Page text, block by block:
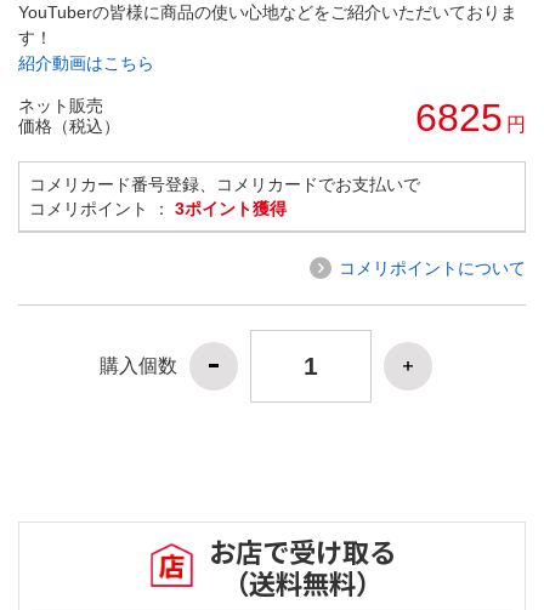
YouTuberの皆様に商品の使い心地などをご紹介いただいておりま
す！
紹介動画はこちら
ネット販売
価格（税込）
6825 円
コメリカード番号登録、コメリカードでお支払いで
コメリポイント ： 3ポイント獲得
コメリポイントについて
購入個数
お店で受け取る
（送料無料）